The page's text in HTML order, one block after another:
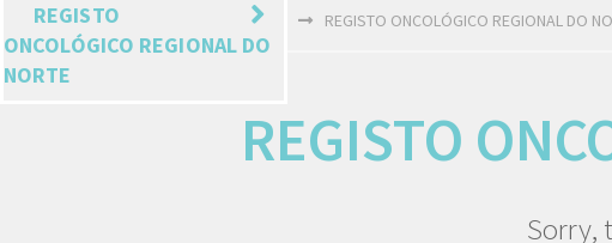
EU CIDADÃO REGISTO ONCOLÓGICO REGIONAL DO
REGISTO
Sorry,
REGISTO
ONCOLÓGICO REGIONAL DO
NORTE